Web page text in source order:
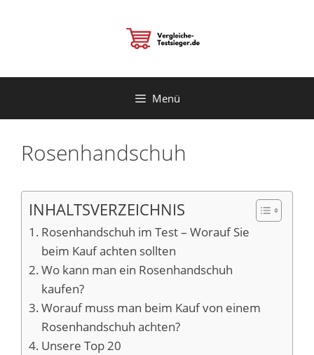
Menü
Rosenhandschuh
INHALTSVERZEICHNIS
Rosenhandschuh im Test – Worauf Sie
beim Kauf achten sollten
Wo kann man ein Rosenhandschuh
kaufen?
Worauf muss man beim Kauf von einem
Rosenhandschuh achten?
Unsere Top 20